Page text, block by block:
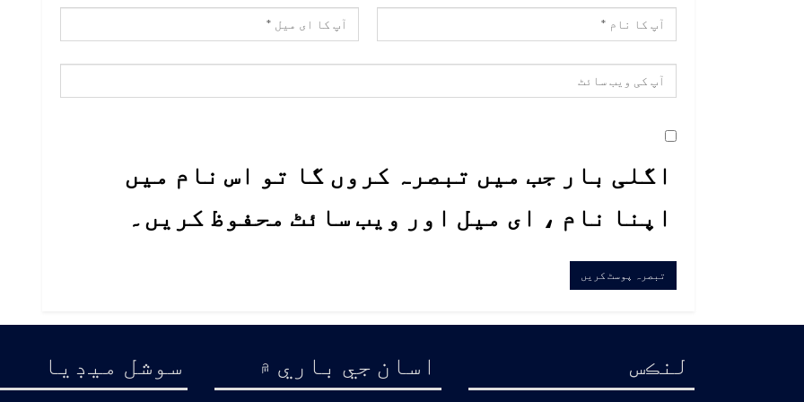
اگلی بار جب میں تبصرہ کروں گا تو اس نام میں
اپنا نام ، ای میل اور ویب سائٹ محفوظ کریں۔
لنڪس اسان جي باري ۾ سوشل ميڊيا